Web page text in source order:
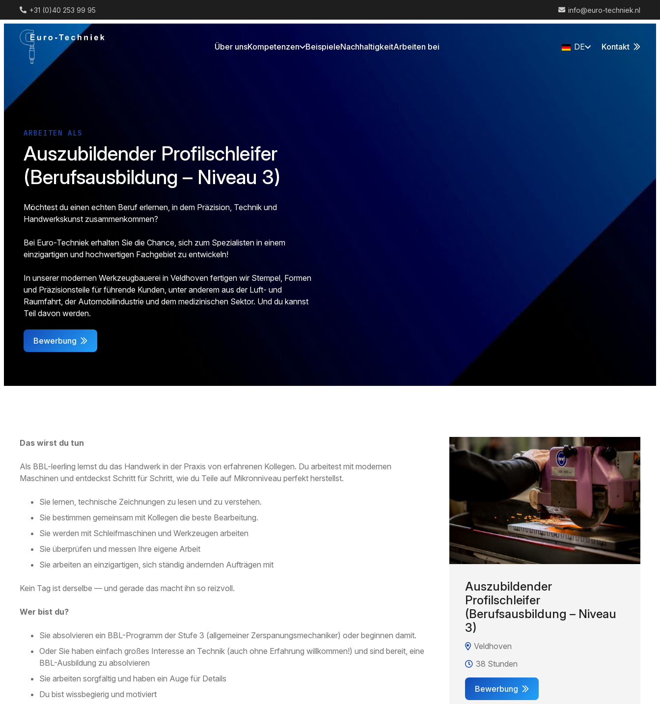
+31 (0)40 253 99 95 info@euro-techniek.nl
Über unsKompetenzen BeispieleNachhaltigkeitArbeiten bei DE Kontakt
ARBEITEN ALS
Auszubildender Profilschleifer
(Berufsausbildung – Niveau 3)
Möchtest du einen echten Beruf erlernen, in dem Präzision, Technik und
Handwerkskunst zusammenkommen?
Bei Euro-Techniek erhalten Sie die Chance, sich zum Spezialisten in einem
einzigartigen und hochwertigen Fachgebiet zu entwickeln!
In unserer modernen Werkzeugbauerei in Veldhoven fertigen wir Stempel, Formen
und Präzisionsteile für führende Kunden, unter anderem aus der Luft- und
Raumfahrt, der Automobilindustrie und dem medizinischen Sektor. Und du kannst
Teil davon werden.
Bewerbung
Das wirst du tun
Als BBL-leerling lernst du das Handwerk in der Praxis von erfahrenen Kollegen. Du arbeitest mit modernen
Maschinen und entdeckst Schritt für Schritt, wie du Teile auf Mikronniveau perfekt herstellst.
Sie lernen, technische Zeichnungen zu lesen und zu verstehen.
Sie bestimmen gemeinsam mit Kollegen die beste Bearbeitung.
Sie werden mit Schleifmaschinen und Werkzeugen arbeiten
Sie überprüfen und messen Ihre eigene Arbeit
Sie arbeiten an einzigartigen, sich ständig ändernden Aufträgen mit
Kein Tag ist derselbe — und gerade das macht ihn so reizvoll.
Wer bist du?
Sie absolvieren ein BBL-Programm der Stufe 3 (allgemeiner Zerspanungsmechaniker) oder beginnen damit.
Oder Sie haben einfach großes Interesse an Technik (auch ohne Erfahrung willkommen!) und sind bereit, eine
BBL-Ausbildung zu absolvieren
Sie arbeiten sorgfältig und haben ein Auge für Details
Du bist wissbegierig und motiviert
Auszubildender
Profilschleifer
(Berufsausbildung – Niveau
3)
Veldhoven
38 Stunden
Bewerbung